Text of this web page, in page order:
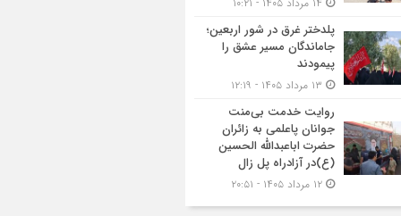
پلدختر غرق در شور اربعین؛
جاماندگان مسیر عشق را
پیمودند
روایت خدمت بی‌منت
جوانان پاعلمی به زائران
حضرت اباعبدالله الحسین
(ع)در آزادراه پل زال